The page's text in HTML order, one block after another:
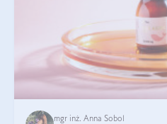
mgr inż. Anna Sobol